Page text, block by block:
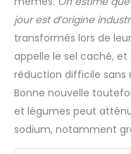
jour est d’origine
transformés lors de
appelle le sel caché,
réduction difficile sans
Bonne nouvelle
et légumes peut
sodium, notamment